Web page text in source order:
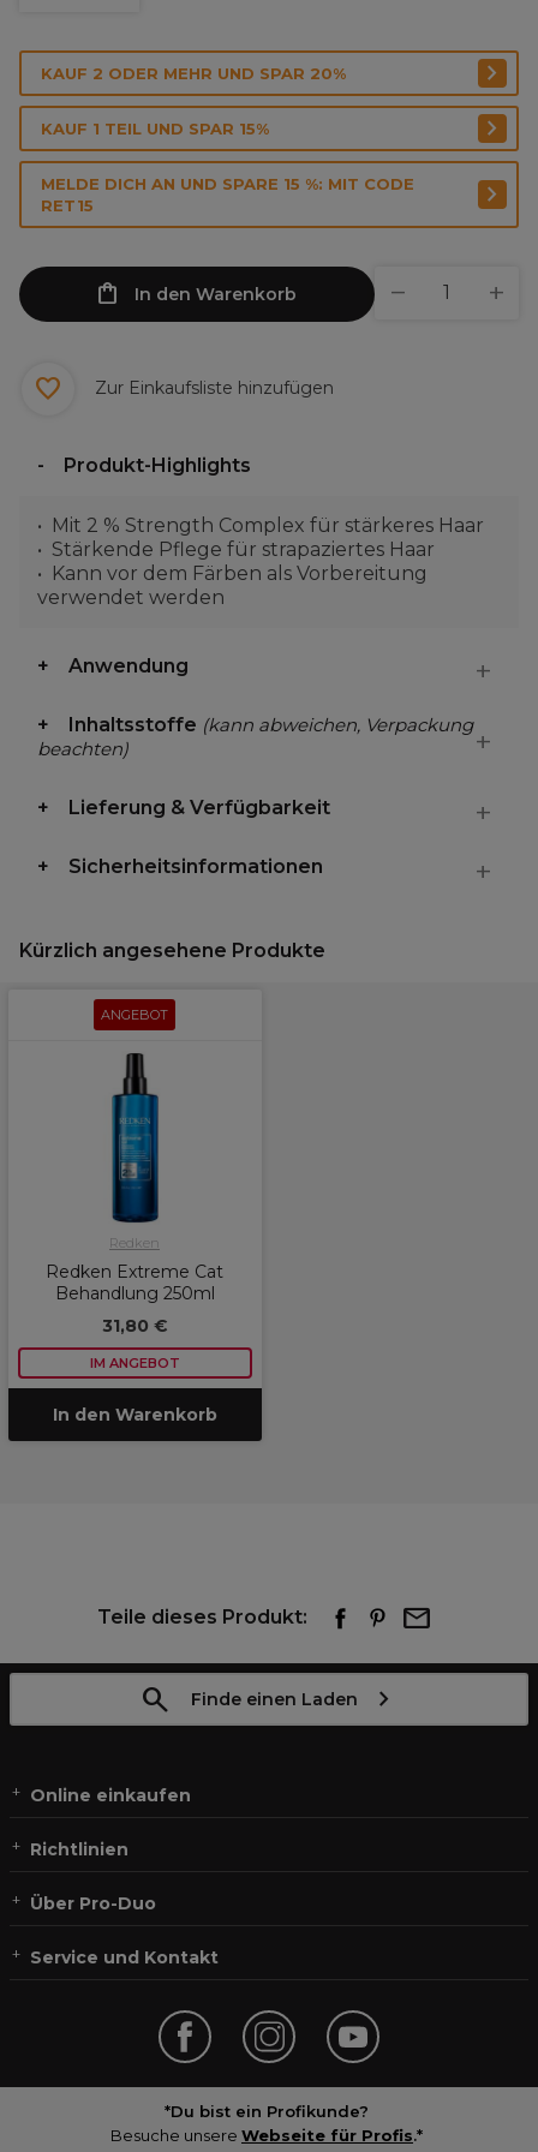
KAUF 2 ODER MEHR UND SPAR 20%
KAUF 1 TEIL UND SPAR 15%
MELDE DICH AN UND SPARE 15 %: MIT CODE
RET15
In den Warenkorb
Zur Einkaufsliste hinzufügen
Produkt-Highlights
Mit 2 % Strength Complex für stärkeres Haar
Stärkende Pflege für strapaziertes Haar
Kann vor dem Färben als Vorbereitung
verwendet werden
Anwendung
Inhaltsstoffe (kann abweichen, Verpackung
beachten)
Lieferung & Verfügbarkeit
Sicherheitsinformationen
Kürzlich angesehene Produkte
ANGEBOT
Redken
Redken Extreme Cat
Behandlung 250ml
31,80 €
IM ANGEBOT
In den Warenkorb
Teile dieses Produkt:
Finde einen Laden
Online einkaufen
Richtlinien
Über Pro-Duo
Service und Kontakt
*Du bist ein Profikunde?
Besuche unsere Webseite für Profis.*